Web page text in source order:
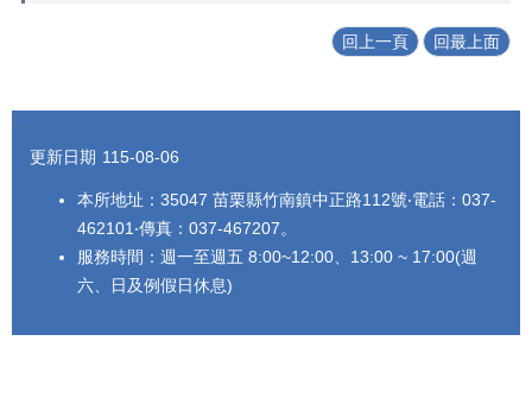
回上一頁 回最上面
:::
更新日期 115-08-06
本所地址：35047 苗栗縣竹南鎮中正路112號‧電話：037-
462101‧傳真：037-467207。
服務時間：週一至週五 8:00~12:00、13:00 ~ 17:00(週
六、日及例假日休息)